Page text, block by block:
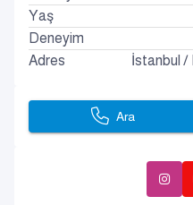
Yaş
Deneyim
Adres
İstanbul /
Ara